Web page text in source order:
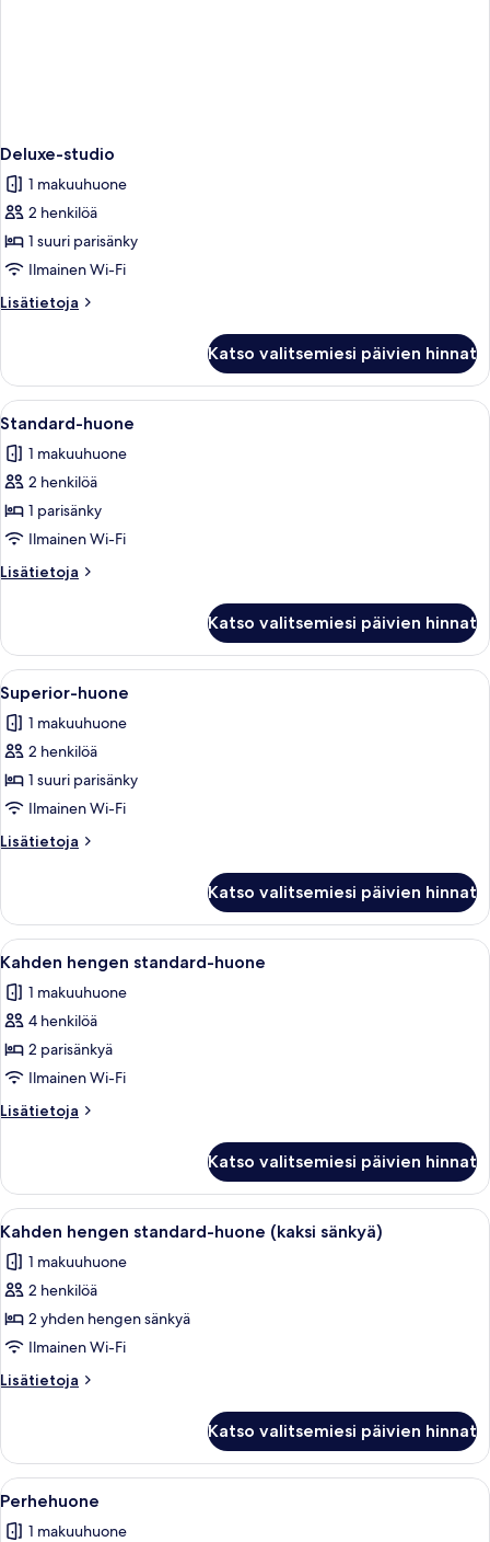
Deluxe-studio
1 makuuhuone
2 henkilöä
1 suuri parisänky
Ilmainen Wi-Fi
Lisätietoja
Lisätietoja
Katso valitsemiesi päivien hinnat
Avaa
kaikki
huonetyypin
Standard-
huone
kuvat
Siististi pedattu sänky, jossa on
7
Standard-huone
1 makuuhuone
2 henkilöä
1 parisänky
Ilmainen Wi-Fi
Lisätietoja
Lisätietoja
Katso valitsemiesi päivien hinnat
Avaa
kaikki
huonetyypin
Superior-
huone
kuvat
Makuuhuoneessa on kiviseinä,
7
Superior-huone
1 makuuhuone
2 henkilöä
1 suuri parisänky
Ilmainen Wi-Fi
Lisätietoja
Lisätietoja
Katso valitsemiesi päivien hinnat
Avaa
kaikki
huonetyypin
Kahden
hengen
standard-
huone
kuvat
Hotellihuoneessa on kaksi sänkyä,
7
Kahden hengen standard-huone
1 makuuhuone
4 henkilöä
2 parisänkyä
Ilmainen Wi-Fi
Lisätietoja
Lisätietoja
standard-
huone
Katso valitsemiesi päivien hinnat
Avaa
kaikki
huonetyypin
Kahden
hengen
standard-
huone
(kaksi
kuvat
Huoneessa on kaksi sänkyä, joissa
7
Kahden hengen standard-huone (kaksi sänkyä)
1 makuuhuone
2 henkilöä
2 yhden hengen sänkyä
Ilmainen Wi-Fi
Lisätietoja
Lisätietoja
standard-
huone
(kaksi
Katso valitsemiesi päivien hinnat
Avaa
kaikki
Makuuhuone, jossa on sänky,
7
Perhehuone
1 makuuhuone